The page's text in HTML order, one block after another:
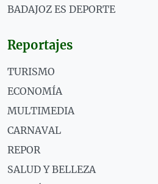
BADAJOZ ES DEPORTE
Reportajes
TURISMO
ECONOMÍA
MULTIMEDIA
CARNAVAL
REPOR
SALUD Y BELLEZA